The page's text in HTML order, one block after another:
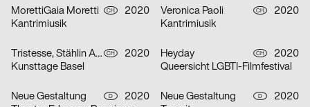
MorettiGaia Moretti CH
2020
Kantrimiusik
Veronica Paoli CH
2020
Kantrimiusik
Tristesse, Stählin Alena CH
2020
Kunsttage Basel
Heyday CH
2020
Queersicht LGBTI-Filmfestival
Neue Gestaltung D
2020
Neue Gestaltung D
2020